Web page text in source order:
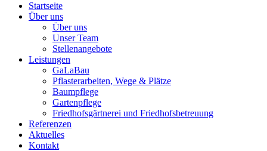
Startseite
Über uns
Über uns
Unser Team
Stellenangebote
Leistungen
GaLaBau
Pflasterarbeiten, Wege & Plätze
Baumpflege
Gartenpflege
Friedhofsgärtnerei und Friedhofsbetreuung
Referenzen
Aktuelles
Kontakt